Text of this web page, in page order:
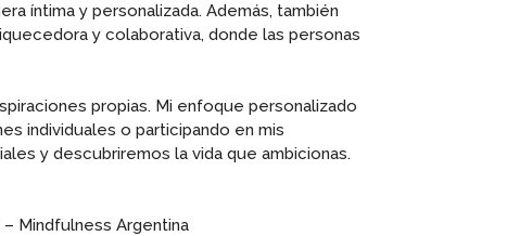
íntima y personalizada. Además, también
y colaborativa, donde las personas
propias. Mi enfoque personalizado
individuales o participando en mis
y descubriremos la vida que ambicionas.
Mindfulness Argentina